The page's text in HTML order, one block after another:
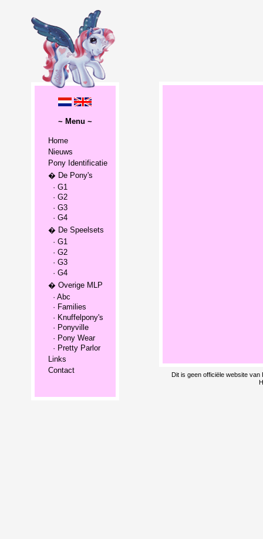
~ Menu ~
Home
Nieuws
Pony Identificatie
� De Pony's
· G1
· G2
· G3
· G4
� De Speelsets
· G1
· G2
· G3
· G4
� Overige MLP
· Abc
· Families
· Knuffelpony's
· Ponyville
· Pony Wear
· Pretty Parlor
Links
Contact
Dit is geen officiële website